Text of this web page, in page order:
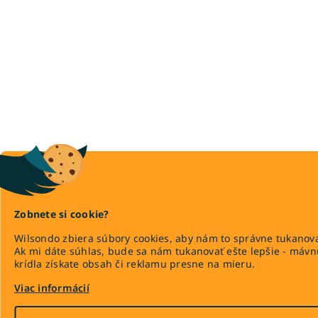
Zobnete si cookie?
Wilsondo zbiera súbory cookies, aby nám to správne
Ak mi dáte súhlas, bude sa nám tukanovať ešte lepšie -
krídla získate obsah či reklamu presne na mieru.
Viac informácií